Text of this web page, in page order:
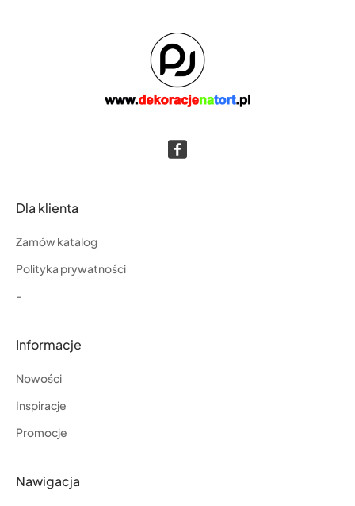
Dla klienta
Zamów katalog
Polityka prywatności
-
Informacje
Nowości
Inspiracje
Promocje
Nawigacja